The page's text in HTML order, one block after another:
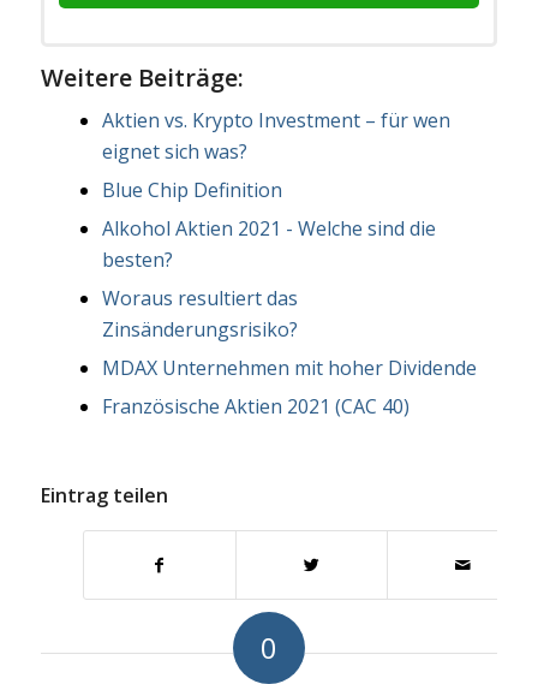
Weitere Beiträge:
Aktien vs. Krypto Investment – für wen
eignet sich was?
Blue Chip Definition
Alkohol Aktien 2021 - Welche sind die
besten?
Woraus resultiert das
Zinsänderungsrisiko?
MDAX Unternehmen mit hoher Dividende
Französische Aktien 2021 (CAC 40)
Eintrag teilen
0